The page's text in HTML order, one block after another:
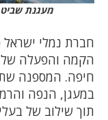
מעגנת שביט
חברת נמלי ישראל
הקמה והפעלה
חיפה. המספנה
במעגן, הנפה
תוך שילוב של